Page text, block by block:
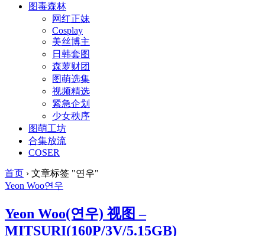
图毒森林
网红正妹
Cosplay
美丝博主
日韩套图
森萝财团
图萌选集
视频精选
紧急企划
少女秩序
图萌工坊
合集放流
COSER
首页 › 文章标签 "연우"
Yeon Woo연우
Yeon Woo(연우) 视图 –
MITSURI(160P/3V/5.15GB)